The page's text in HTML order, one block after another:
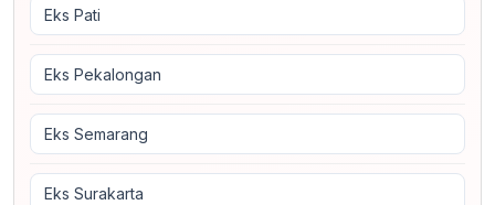
Eks Pati
Eks Pekalongan
Eks Semarang
Eks Surakarta